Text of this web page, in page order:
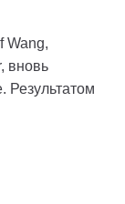
Wang,
вновь
Результатом